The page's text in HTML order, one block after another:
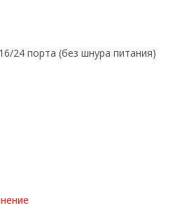
24 порта (без шнура питания)